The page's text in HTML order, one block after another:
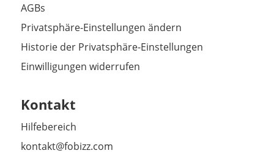
AGBs
Privatsphäre-Einstellungen ändern
Historie der Privatsphäre-Einstellungen
Einwilligungen widerrufen
Kontakt
Hilfebereich
kontakt@fobizz.com